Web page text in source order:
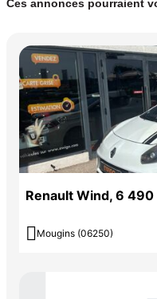
Ces annonces pourraient
Renault Wind, 6 490
 Mougins (06250)